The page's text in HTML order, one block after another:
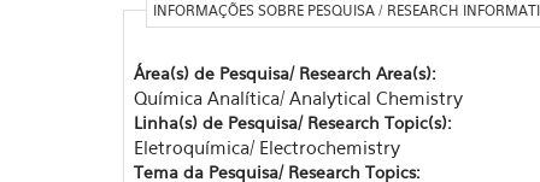
INFORMAÇÕES SOBRE PESQUISA / RESEARCH
Área(s) de Pesquisa/ Research Area(s):
Química Analítica/ Analytical Chemistry
Linha(s) de Pesquisa/ Research Topic(s):
Eletroquímica/ Electrochemistry
Tema da Pesquisa/ Research Topics: